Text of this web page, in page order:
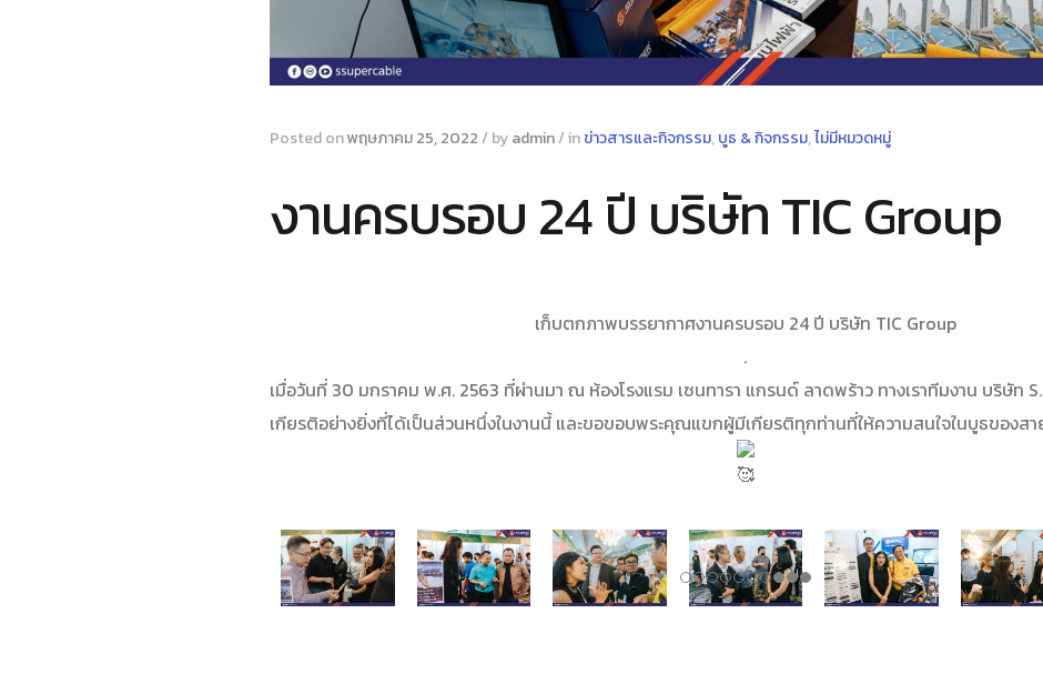
Posted onพฤษภาคม 25, 2022 / byadmin/inข่าวสารและกิจกรรม, บูธ & กิจกรรม,ไม่มีหมวดหมู่
งานครบรอบ 24 ปี บริษัท TIC Group
เก็บตกภาพบรรยากาศงานครบรอบ 24 ปี บริษัท TIC Group
.
เมื่อวันที่ 30 มกราคม พ.ศ. 2563 ที่ผ่านมา ณ ห้องโรงแรม เซนทารา แกรนด์ ลาดพร้าว ทางเราทีมงาน บริษัท
เกียรติอย่างยิ่งที่ได้เป็นส่วนหนึ่งในงานนี้ และขอขอบพระคุณแขกผู้มีเกียรติทุกท่านที่ให้ความสนใจในบูธของสา